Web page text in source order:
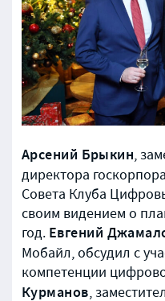
Арсений Брыкин,
директора
Совета Клуба
своим видением о
год. Евгений
Мобайл, обсудил с
компетенции
Курманов,